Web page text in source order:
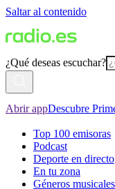
Saltar al contenido
¿Qué deseas escuchar?
Abrir appDescubre
Top 100 emisoras
Podcast
Deporte en directo
En tu zona
Géneros musicales